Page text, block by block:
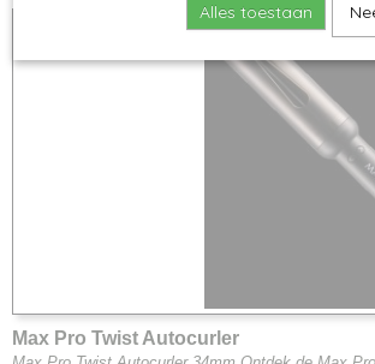
Max Pro Twist Autocurler
Alles toestaan